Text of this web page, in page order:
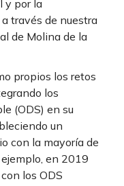
y por la
través de nuestra
de Molina de la
propios los retos
los
(ODS) en su
un
con la mayoría de
ejemplo, en 2019
los ODS